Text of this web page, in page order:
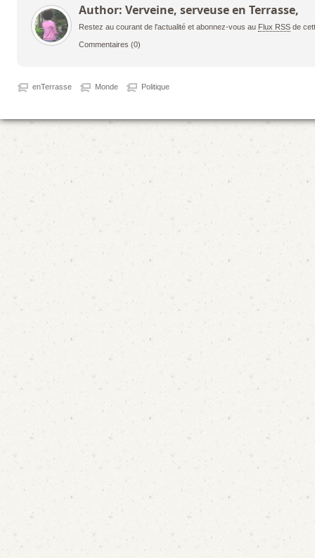
Author: Verveine, serveuse en Terrasse,
Restez au courant de l'actualité et abonnez-vous au Flux RSS de
Commentaires (0)
enTerrasse Monde Politique